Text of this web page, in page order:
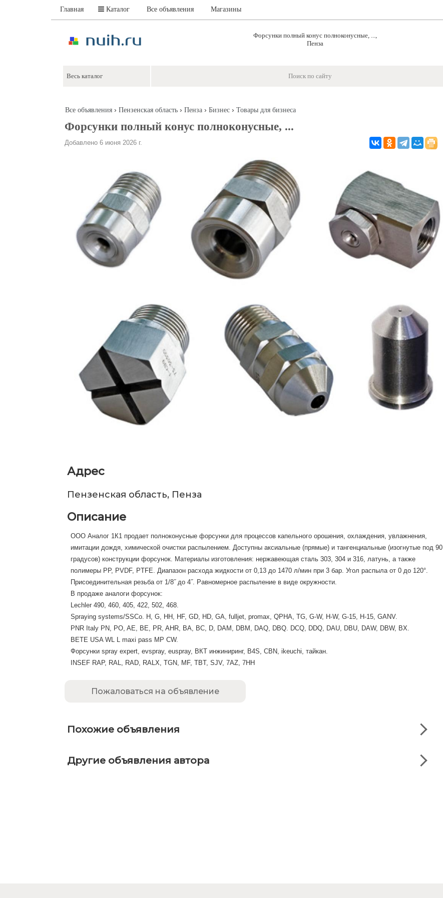
Главная Каталог Все объявления Магазины
Форсунки полный конус полноконусные, ...,
Пенза
Все объявления› Пензенская область› Пенза› Бизнес› Товары для бизнеса
Форсунки полный конус полноконусные, ...
Добавлено 6 июня 2026 г.
Адрес
Пензенская область, Пенза
Описание
ООО Аналог 1К1 продает полноконусные форсунки для процессов капельного орошения, охлаждения, увлажнения,
имитации дождя, химической очистки распылением. Доступны аксиальные (прямые) и тангенциальные (изогнутые под 90
градусов) конструкции форсунок. Материалы изготовления: нержавеющая сталь 303, 304 и 316, латунь, а также
полимеры PP, PVDF, PTFE. Диапазон расхода жидкости от 0,13 до 1470 л/мин при 3 бар. Угол распыла от 0 до 120°.
Присоединительная резьба от 1/8˝ до 4˝. Равномерное распыление в виде окружности.
В продаже аналоги форсунок:
Lechler 490, 460, 405, 422, 502, 468.
Spraying systems/SSCo. H, G, HH, HF, GD, HD, GA, fulljet, promax, QPHA, TG, G-W, H-W, G-15, H-15, GANV.
PNR Italy PN, PO, AE, BE, PR, AHR, BA, BC, D, DAM, DBM, DAQ, DBQ. DCQ, DDQ, DAU, DBU, DAW, DBW, BX.
BETE USA WL L maxi pass MP CW.
Форсунки spray expert, evspray, euspray, ВКТ инжиниринг, B4S, CBN, ikeuchi, тайкан.
INSEF RAP, RAL, RAD, RALX, TGN, MF, TBT, SJV, 7AZ, 7HH
Пожаловаться на объявление
Похожие объявления
Другие объявления автора